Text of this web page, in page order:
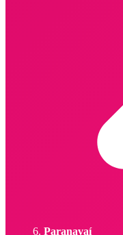
Paranavaí